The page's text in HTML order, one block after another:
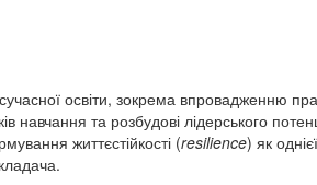
освіти, зокрема впровадженню
навчання та розбудові лідерського
життєстійкості (resilience) як